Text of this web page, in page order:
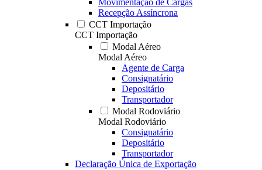
Movimentação de Cargas
Recepção Assíncrona
CCT Importação
CCT Importação
Modal Aéreo
Modal Aéreo
Agente de Carga
Consignatário
Depositário
Transportador
Modal Rodoviário
Modal Rodoviário
Consignatário
Depositário
Transportador
Declaração Única de Exportação